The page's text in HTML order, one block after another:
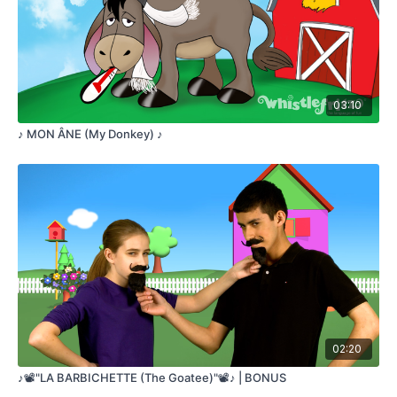
(IL) Y’EN A POUR TOUS LES GOÛTS ET MOI, JE VENDS LES
MEILLEURS
DES FRUITS . . . DES FRUITS . . . DES FRUITS
DES FRUITS . . . DES FRUITS . . . DES FRUITS
DES FRUITS . . . DES FRUITS . . . DES FRUITS
The Fruit Vendor
All rights reserved
FRUIT, FRUIT, FRUIT
YES, I SELL FRUIT
OF ALL COLORS AND FLAVORS
I AM THE FRUIT VENDOR
AND MY FRUIT IS BEAUTIFUL
THERE ARE SOME FOR ALL TASTES, I SELL THE BEST
THERE ARE SOME FOR ALL TASTES, I SELL THE BEST
I SELL BANANAS IN THE EARLY MORNING
03:10
♪ MON ÂNE (My Donkey) ♪
02:20
♪📽️"LA BARBICHETTE (The Goatee)"📽️♪ | BONUS